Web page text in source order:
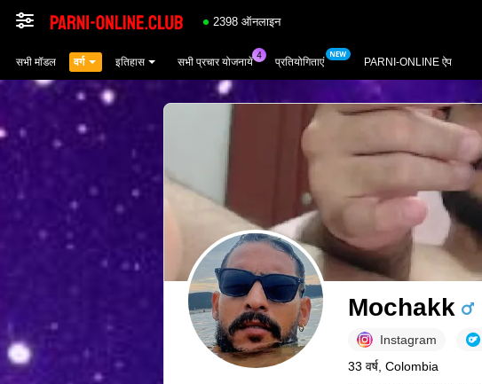
2398 ऑनलाइन
सभी मॉडल वर्ग इतिहास सभी प्रचार योजनायें प्रतियोगिताएं PARNI-ONLINE ऐप
Mochakk
Instagram
33 वर्ष, Colombia